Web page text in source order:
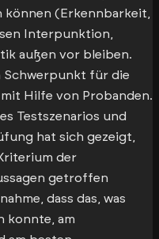
(Erkennbarkeit,
Interpunktion,
außen vor bleiben.
Schwerpunkt für die
Hilfe von Probanden.
Testszenarios und
hat sich gezeigt,
der
getroffen
dass das, was
konnte, am